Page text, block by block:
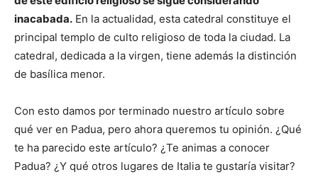
inacabada. En la actualidad, esta catedral constituye el
principal templo de culto religioso de toda la ciudad. La
catedral, dedicada a la virgen, tiene además la distinción
de basílica menor.
Con esto damos por terminado nuestro artículo sobre
qué ver en Padua, pero ahora queremos tu opinión. ¿Qué
te ha parecido este artículo? ¿Te animas a conocer
Padua? ¿Y qué otros lugares de Italia te gustaría visitar?